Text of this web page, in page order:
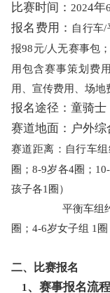
比赛时间： 2024年6
报名费用： 自行车/
报98元/人无赛事包
用包含赛事策划费
用、宣传费用、场地
报名途径：童骑
赛道地面：户外综
赛道距离：自行车组
圈；8-9岁各4圈；
孩子各1圈）
平衡车组
圈；4-6岁女子组 1圈
二、比赛报名
1 、赛事报名流程